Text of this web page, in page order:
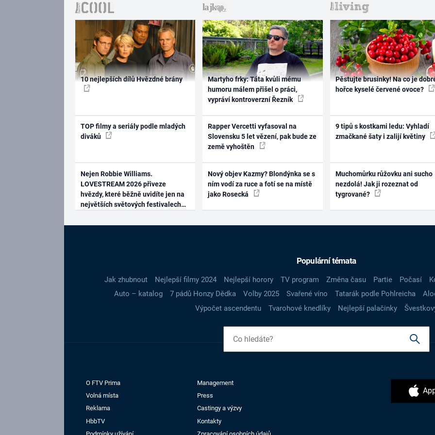
10 nejlepších dílů Hvězdné brány
TOP filmy a seriály podle mladých
diváků
Nejen Robbie Williams.
LOVESTREAM 2026 přiveze
hvězdy, které běžně uvidíte jen na
největších světových festivalech
Martyho frky: Táta kvůli mému
humoru málem přišel o práci,
vypráví kontroverzní Řezník
Rapper Vercetti vyfasoval na
Slovensku 5 let vězení, pak bude ze
země vyhoštěn
Nový objev Kazmy? Blondýnka se s
ním vodí za ruce a fotí se na místě
jako Rosecká
Pěstujte brusinky! Na co je
hořce kyselé červené ovoce?
9 tipů s kostkami ledu: Vyhladí
zmačkané šaty i zalijí květiny
Muchomůrku růžovku ani sucho
nezdolá! Jak ji rozeznat od
tygrované?
Populární témata
Jak zhubnout Nejlepší filmy 2024 Nejlepší horory TV program Změna času Partie Počasí
Auto – katalog
7 pádů Honzy Dědka Volby 2025 Svařené víno Tatarák podle Pohlreicha
Výpočet ascendentu
Tvarohové knedlíky Nejlepší palačinky
O FTV Prima
Management
Volná místa
Press
Reklama
Castingy a výzvy
HbbTV
Kontakty